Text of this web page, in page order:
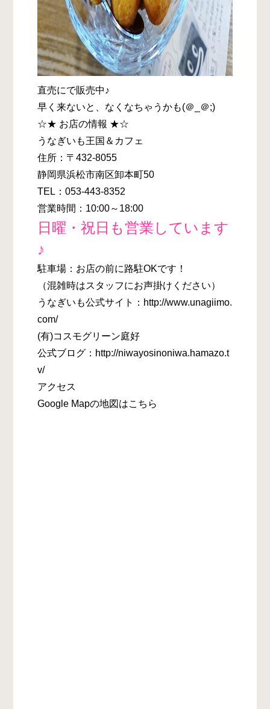
直売にで販売中♪
早く来ないと、なくなちゃうかも(＠_＠;)
☆★ お店の情報 ★☆
うなぎいも王国＆カフェ
住所：〒432-8055
静岡県浜松市南区卸本町50
TEL：053-443-8352
営業時間：10:00～18:00
日曜・祝日も営業しています
♪
駐車場：お店の前に路駐OKです！
（混雑時はスタッフにお声掛けください）
うなぎいも公式サイト：http://www.unagiimo.
com/
(有)コスモグリーン庭好
公式ブログ：http://niwayosinoniwa.hamazo.t
v/
アクセス
Google Mapの地図はこちら